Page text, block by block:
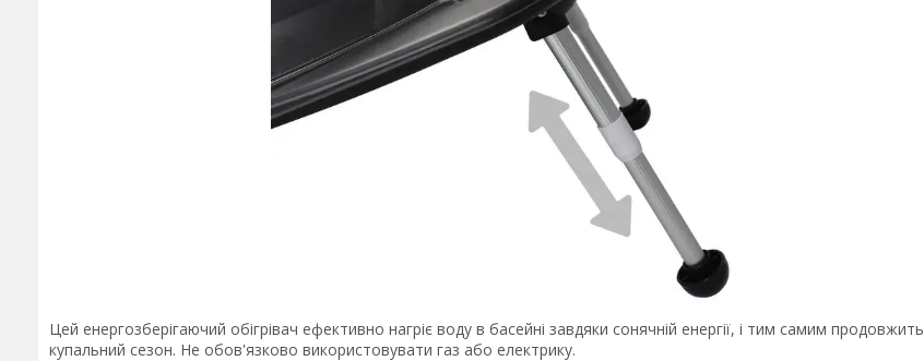
Цей енергозберігаючий обігрівач ефективно нагріє воду в басейні завдяки сонячній енергії, і тим самим продовжить
купальний сезон. Не обов'язково використовувати газ або електрику.